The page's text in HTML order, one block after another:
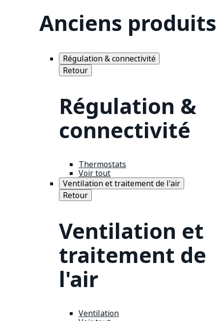
Anciens produits
Régulation & connectivité
Retour
Régulation &
connectivité
Thermostats
Voir tout
Ventilation et traitement de l'air
Retour
Ventilation et
traitement de
l'air
Ventilation